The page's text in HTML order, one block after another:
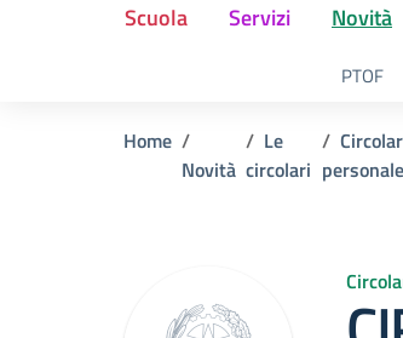
Scuola Servizi Novità
PTOF
Home
Novità
Le
circolari